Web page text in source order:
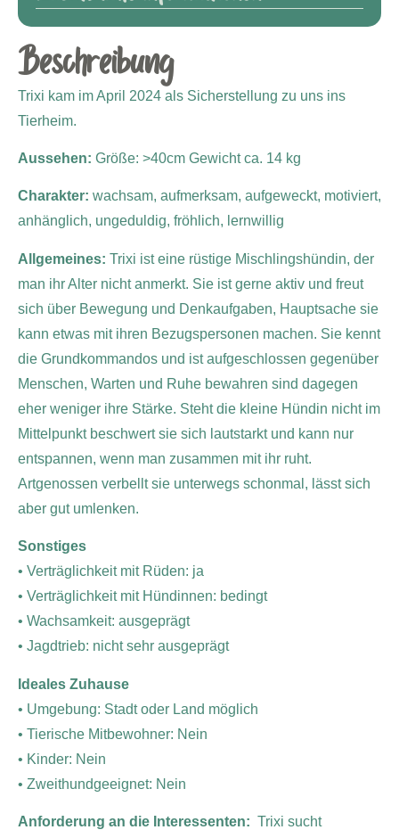
Beschreibung
Trixi kam im April 2024 als Sicherstellung zu uns ins
Tierheim.
Aussehen: Größe: >40cm Gewicht ca. 14 kg
Charakter: wachsam, aufmerksam, aufgeweckt, motiviert,
anhänglich, ungeduldig, fröhlich, lernwillig
Allgemeines: Trixi ist eine rüstige Mischlingshündin, der
man ihr Alter nicht anmerkt. Sie ist gerne aktiv und freut
sich über Bewegung und Denkaufgaben, Hauptsache sie
kann etwas mit ihren Bezugspersonen machen. Sie kennt
die Grundkommandos und ist aufgeschlossen gegenüber
Menschen, Warten und Ruhe bewahren sind dagegen
eher weniger ihre Stärke. Steht die kleine Hündin nicht im
Mittelpunkt beschwert sie sich lautstarkt und kann nur
entspannen, wenn man zusammen mit ihr ruht.
Artgenossen verbellt sie unterwegs schonmal, lässt sich
aber gut umlenken.
Sonstiges
• Verträglichkeit mit Rüden: ja
• Verträglichkeit mit Hündinnen: bedingt
• Wachsamkeit: ausgeprägt
• Jagdtrieb: nicht sehr ausgeprägt
Ideales Zuhause
• Umgebung: Stadt oder Land möglich
• Tierische Mitbewohner: Nein
• Kinder: Nein
• Zweithundgeeignet: Nein
Anforderung an die Interessenten: Trixi sucht